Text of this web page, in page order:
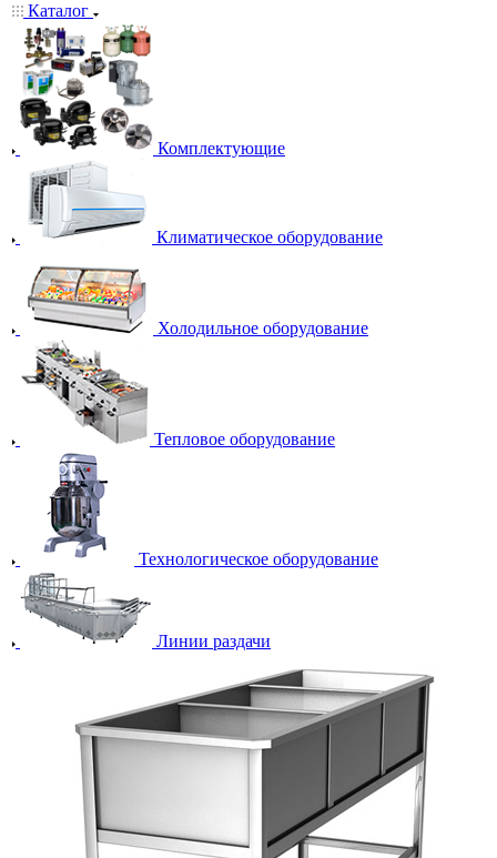
Каталог
Комплектующие
Климатическое оборудование
Холодильное оборудование
Тепловое оборудование
Технологическое оборудование
Линии раздачи